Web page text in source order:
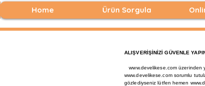
Home Ürün Sorgula
ALIŞVERİŞİNİZİ GÜVENLE
www.develikese.com üzerinden
www.develikese.com sorumlu
gözlediyseniz lütfen hemen